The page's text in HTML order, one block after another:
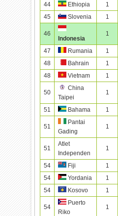
44
Ethiopia 1
45
Slovenia 1
46
Indonesia
1
47 Rumania 1
48
Bahrain 1
48
Vietnam 1
50
China
Taipei
1
51 Bahama 1
51
Pantai
Gading
1
51
Atlet
Independen
1
54 Fiji 1
54
Yordania 1
54
Kosovo 1
54
Puerto
Riko
1